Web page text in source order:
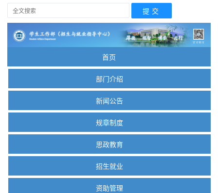
首页
部门介绍
新闻公告
规章制度
思政教育
招生就业
资助管理